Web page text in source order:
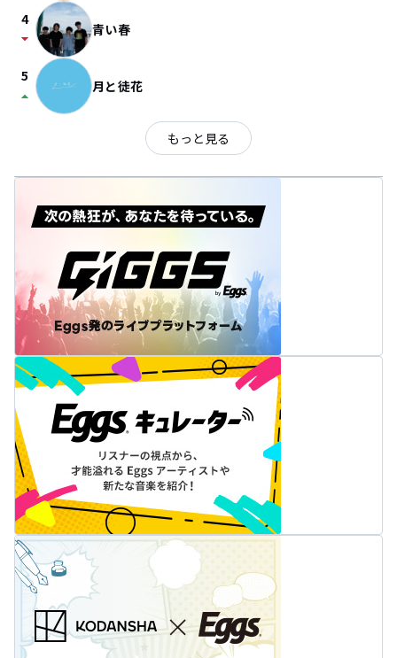
4
arrow_drop_down 青い春
5
arrow_drop_up 月と徒花
もっと見る